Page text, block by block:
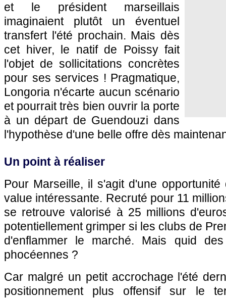
et le président marseillais
imaginaient plutôt un éventuel
transfert l'été prochain. Mais dès
cet hiver, le natif de Poissy fait
l'objet de sollicitations concrètes
pour ses services ! Pragmatique,
Longoria n'écarte aucun scénario
et pourrait très bien ouvrir la porte
à un départ de Guendouzi dans
l'hypothèse d'une belle offre dès
Un point à réaliser
Pour Marseille, il s'agit d'une
value intéressante. Recruté pour 11
se retrouve valorisé à 25 millions
potentiellement grimper si les clubs de
d'enflammer le marché. Mais quid
phocéennes ?
Car malgré un petit accrochage l'été
positionnement plus offensif sur le